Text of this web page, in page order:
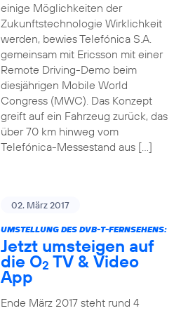
einige Möglichkeiten der
Zukunftstechnologie Wirklichkeit
werden, bewies Telefónica S.A.
gemeinsam mit Ericsson mit einer
Remote Driving-Demo beim
diesjährigen Mobile World
Congress (MWC). Das Konzept
greift auf ein Fahrzeug zurück, das
über 70 km hinweg vom
Telefónica-Messestand aus […]
02. März 2017
UMSTELLUNG DES DVB-T-FERNSEHENS:
Jetzt umsteigen auf
die O2 TV & Video
App
Ende März 2017 steht rund 4